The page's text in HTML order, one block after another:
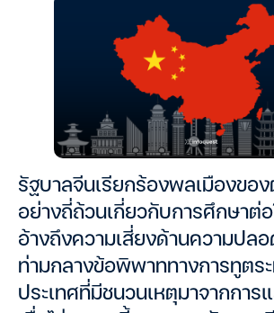
รัฐบาลจีนเรียกร้องพลเมืองขอ
อย่างถี่ถ้วนเกี่ยวกับการศึกษาต่
อ้างถึงความเสี่ยงด้านความปล
ท่ามกลางข้อพิพาททางการทูตร
ประเทศที่มีชนวนเหตุมาจากการ